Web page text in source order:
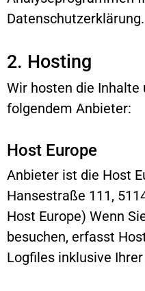
Datenschutzerklärung.
2. Hosting
Wir hosten die Inhalte
folgendem Anbieter:
Host Europe
Anbieter ist die Host
Hansestraße 111,
Host Europe) Wenn
besuchen, erfasst
Logfiles inklusive